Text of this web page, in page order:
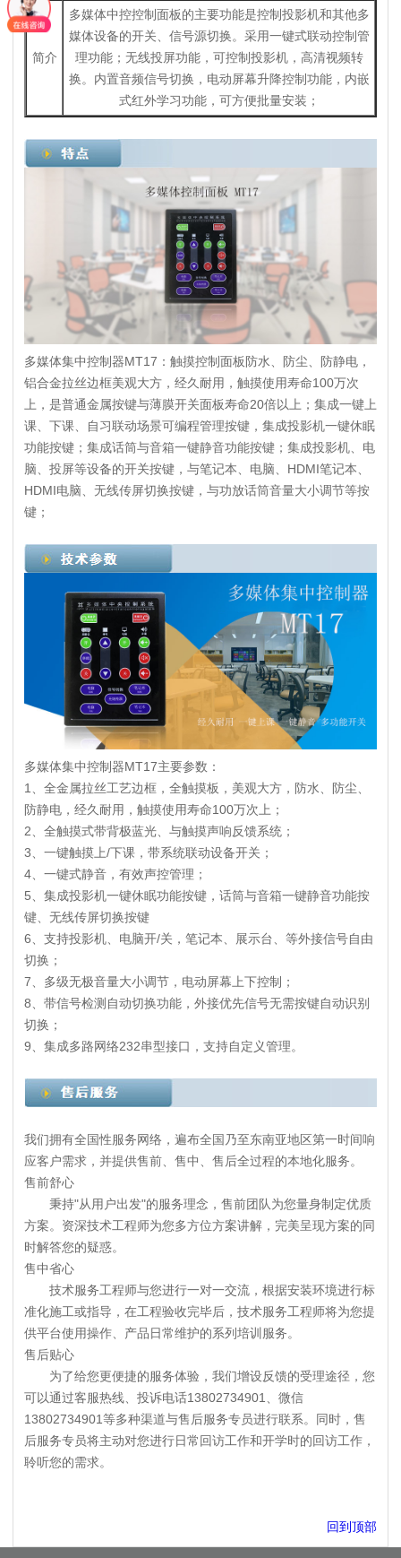
简介
多媒体中控控制面板的主要功能是控制投影机和其他多
媒体设备的开关、信号源切换。采用一键式联动控制管
理功能；无线投屏功能，可控制投影机，高清视频转
换。内置音频信号切换，电动屏幕升降控制功能，内嵌
式红外学习功能，可方便批量安装；
多媒体集中控制器MT17：触摸控制面板防水、防尘、防静电，
铝合金拉丝边框美观大方，经久耐用，触摸使用寿命100万次
上，是普通金属按键与薄膜开关面板寿命20倍以上；集成一键上
课、下课、自习联动场景可编程管理按键，集成投影机一键休眠
功能按键；集成话筒与音箱一键静音功能按键；集成投影机、电
脑、投屏等设备的开关按键，与笔记本、电脑、HDMI笔记本、
HDMI电脑、无线传屏切换按键，与功放话筒音量大小调节等按
键；
多媒体集中控制器MT17主要参数：
1、全金属拉丝工艺边框，全触摸板，美观大方，防水、防尘、
防静电，经久耐用，触摸使用寿命100万次上；
2、全触摸式带背极蓝光、与触摸声响反馈系统；
3、一键触摸上/下课，带系统联动设备开关；
4、一键式静音，有效声控管理；
5、集成投影机一键休眠功能按键，话筒与音箱一键静音功能按
键、无线传屏切换按键
6、支持投影机、电脑开/关，笔记本、展示台、等外接信号自由
切换；
7、多级无极音量大小调节，电动屏幕上下控制；
8、带信号检测自动切换功能，外接优先信号无需按键自动识别
切换；
9、集成多路网络232串型接口，支持自定义管理。
我们拥有全国性服务网络，遍布全国乃至东南亚地区第一时间响
应客户需求，并提供售前、售中、售后全过程的本地化服务。
售前舒心
秉持"从用户出发"的服务理念，售前团队为您量身制定优质
方案。资深技术工程师为您多方位方案讲解，完美呈现方案的同
时解答您的疑惑。
售中省心
技术服务工程师与您进行一对一交流，根据安装环境进行标
准化施工或指导，在工程验收完毕后，技术服务工程师将为您提
供平台使用操作、产品日常维护的系列培训服务。
售后贴心
为了给您更便捷的服务体验，我们增设反馈的受理途径，您
可以通过客服热线、投诉电话13802734901、微信
13802734901等多种渠道与售后服务专员进行联系。同时，售
后服务专员将主动对您进行日常回访工作和开学时的回访工作，
聆听您的需求。
回到顶部